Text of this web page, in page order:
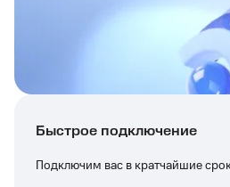
Быстрое подключение
Подключим вас в кратчайшие